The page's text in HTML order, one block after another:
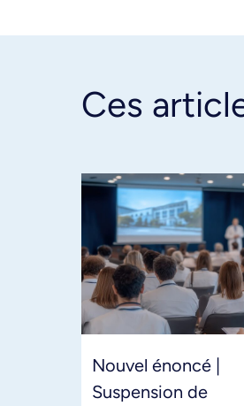
Ces
Nouvel énoncé |
Suspension de